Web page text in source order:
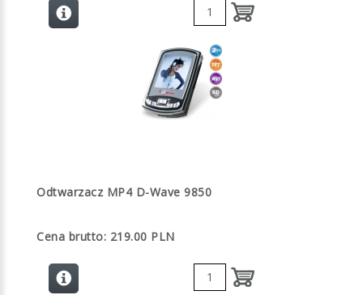
Odtwarzacz MP4 D-Wave 9850
Cena brutto: 219.00 PLN